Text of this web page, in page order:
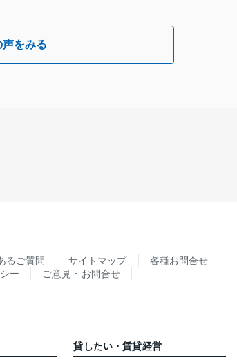
をみる
るご質問 サイトマップ
各種お問合せ
ー ご意見・お問合せ
貸したい・賃貸経営